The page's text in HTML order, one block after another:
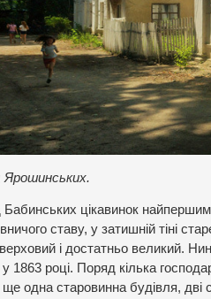
Ярошинських.
цікавинок
ставу, у затишній тіні
і достатньо великий.
1863 році. Поряд кілька
ще одна старовинна будівля, дві